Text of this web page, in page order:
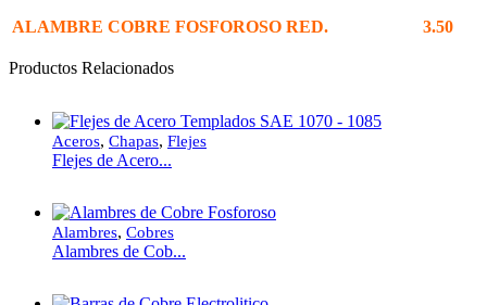
ALAMBRE COBRE FOSFOROSO RED. 3.50
Productos Relacionados
Aceros, Chapas, Flejes
Flejes de Acero...
Alambres, Cobres
Alambres de Cob...